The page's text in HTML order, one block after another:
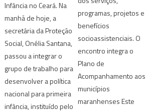
Infância no Ceará. Na
manhã de hoje, a
secretária da Proteção
Social, Onélia Santana,
passou a integrar o
grupo de trabalho para
desenvolver a política
nacional para primeira
infância, instituído pelo
programas, projetos e
benefícios
socioassistenciais. O
encontro integra o
Plano de
Acompanhamento aos
municípios
maranhenses Este